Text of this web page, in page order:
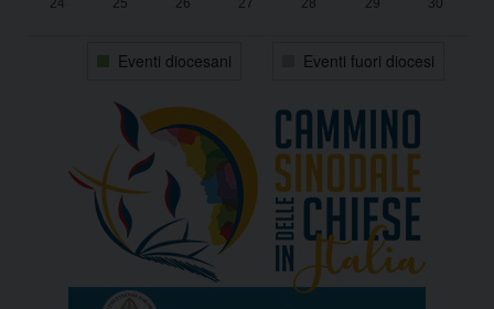
Eventi diocesani Eventi fuori diocesi